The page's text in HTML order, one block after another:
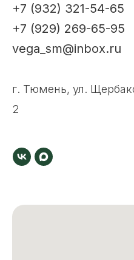
+7 (932) 321-54-65
+7 (929) 269-65-95
vega_sm@inbox.ru
г. Тюмень, ул.
2